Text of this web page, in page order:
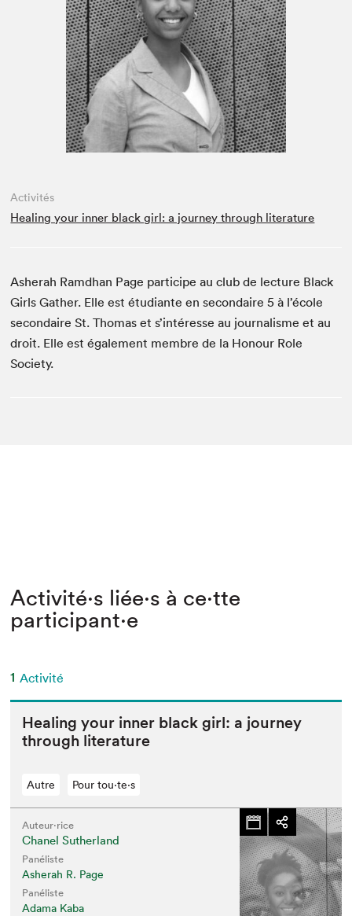
Espace médias
Activités
Healing your inner black girl: a journey through literature
Asher­ah Ramd­han Page par­ticipe au club de lec­ture Black
Girls Gath­er. Elle est étu­di­ante en sec­ondaire5 à l’é­cole
sec­ondaire St. Thomas et s’in­téresse au jour­nal­isme et au
droit. Elle est égale­ment mem­bre de la Hon­our Role
Society.
Activité⋅s liée⋅s à ce⋅tte
participant⋅e
1 Activité
Heal­ing your inner black girl: a jour­ney
through literature
Autre Pour tou⋅te⋅s
Auteur·rice
Chanel Sutherland
Panéliste
Asherah R. Page
Panéliste
Adama Kaba